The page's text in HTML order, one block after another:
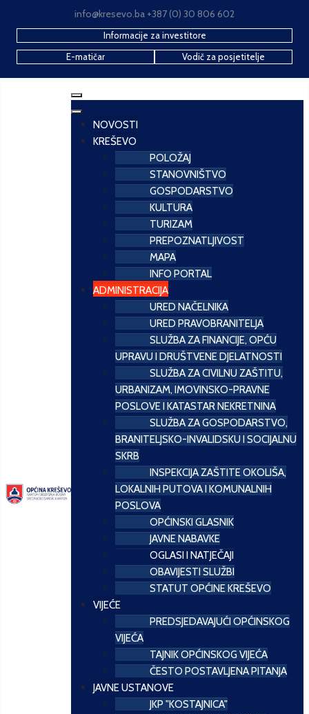
info@kresevo.ba +387 (0) 30 806 602
Informacije za investitore
E-matičar
Vodič za posjetitelje
NOVOSTI
KREŠEVO
POLOŽAJ
STANOVNIŠTVO
GOSPODARSTVO
KULTURA
TURIZAM
PREPOZNATLJIVOST
MAPA
INFO PORTAL
ADMINISTRACIJA
URED NAČELNIKA
URED PRAVOBRANITELJA
SLUŽBA ZA FINANCIJE, OPĆU
UPRAVU I DRUŠTVENE DJELATNOSTI
SLUŽBA ZA CIVILNU ZAŠTITU,
URBANIZAM, IMOVINSKO-PRAVNE
POSLOVE I KATASTAR NEKRETNINA
SLUŽBA ZA GOSPODARSTVO,
BRANITELJSKO-INVALIDSKU I SOCIJALNU
SKRB
INSPEKCIJA ZAŠTITE OKOLIŠA,
LOKALNIH PUTOVA I KOMUNALNIH
POSLOVA
OPĆINSKI GLASNIK
JAVNE NABAVKE
OGLASI I NATJEČAJI
OBAVIJESTI SLUŽBI
STATUT OPĆINE KREŠEVO
VIJEĆE
PREDSJEDAVAJUĆI OPĆINSKOG
VIJEĆA
TAJNIK OPĆINSKOG VIJEĆA
ČESTO POSTAVLJENA PITANJA
JAVNE USTANOVE
JKP "KOSTAJNICA"